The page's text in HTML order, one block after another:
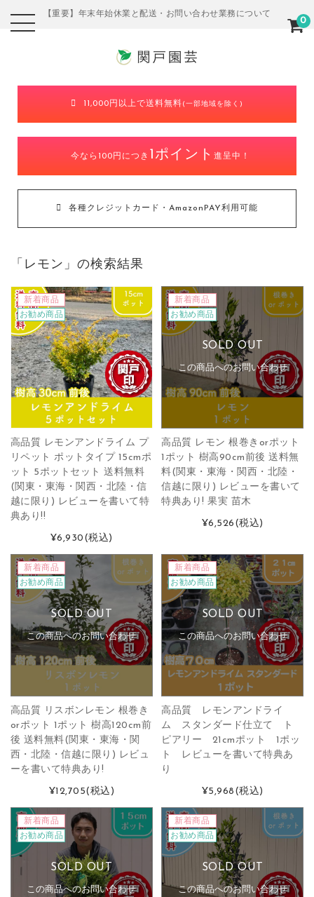
【重要】年末年始休業と配送・お問い合わせ業務について
11,000円以上で送料無料(一部地域を除く)
今なら100円につき 1ポイント 進呈中！
各種クレジットカード・AmazonPAY利用可能
0
「 レモン 」の検索結果
新着商品
お勧め商品
高品質 レモンアンドライム プ
リペット ポットタイプ 15cmポ
ット 5ポットセット 送料無料
(関東・東海・関西・北陸・信
越に限り) レビューを書いて特
典あり!!
¥6,930 (税込)
新着商品
お勧め商品
SOLD OUT
この商品へのお問い合わせ
高品質 レモン 根巻きorポット
1ポット 樹高90cm前後 送料無
料(関東・東海・関西・北陸・
信越に限り) レビューを書いて
特典あり! 果実 苗木
¥6,526 (税込)
新着商品
お勧め商品
SOLD OUT
この商品へのお問い合わせ
高品質 リスボンレモン 根巻き
orポット 1ポット 樹高120cm前
後 送料無料(関東・東海・関
西・北陸・信越に限り) レビュ
ーを書いて特典あり!
¥12,705(税込)
新着商品
お勧め商品
SOLD OUT
この商品へのお問い合わせ
高品質 レモンアンドライ
ム スタンダード仕立て ト
ピアリー 21cmポット 1ポッ
ト レビューを書いて特典あ
り
¥5,968 (税込)
新着商品
お勧め商品
SOLD OUT
この商品へのお問い合わせ
新着商品
お勧め商品
SOLD OUT
この商品へのお問い合わせ